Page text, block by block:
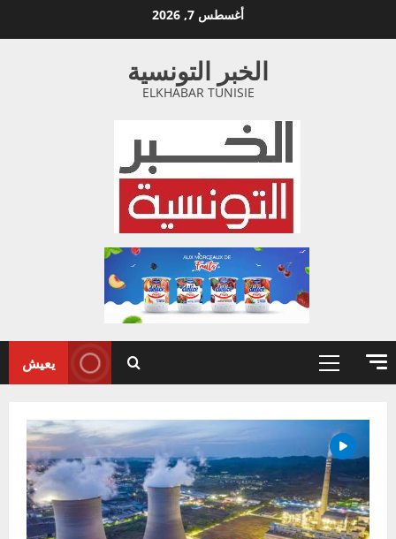
أغسطس 7, 2026
الخبر التونسية
ELKHABAR TUNISIE
القائمة
يعيش